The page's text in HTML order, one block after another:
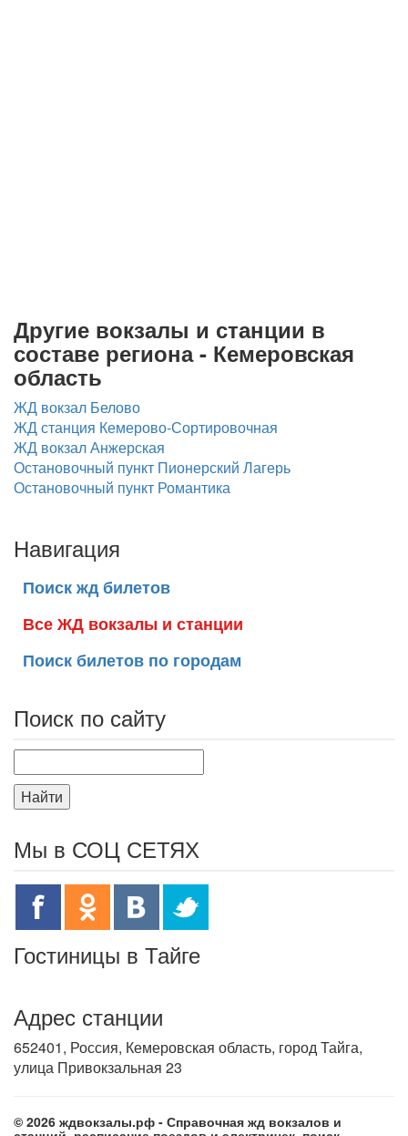
Другие вокзалы и станции в
составе региона - Кемеровская
область
ЖД вокзал Белово
ЖД станция Кемерово-Сортировочная
ЖД вокзал Анжерская
Остановочный пункт Пионерский Лагерь
Остановочный пункт Романтика
Навигация
Поиск жд билетов
Все ЖД вокзалы и станции
Поиск билетов по городам
Поиск по сайту
Найти
Мы в СОЦ СЕТЯХ
Гостиницы в Тайге
Адрес станции
652401, Россия, Кемеровская область, город Тайга,
улица Привокзальная 23
© 2026 ждвокзалы.рф - Справочная жд вокзалов и